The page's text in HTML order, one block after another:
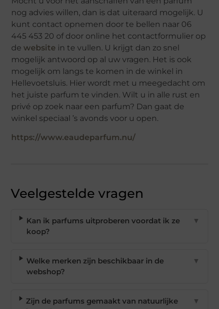
nog advies willen, dan is dat uiteraard mogelijk. U
kunt contact opnemen door te bellen naar 06
445 453 20 of door online het contactformulier op
dewebsite in te vullen. U krijgt dan zo snel
mogelijk antwoord op al uw vragen. Het is ook
mogelijk om langs te komen in de winkel in
Hellevoetsluis. Hier wordt met u meegedacht om
het juiste parfum te vinden. Wilt u in alle rust en
privé op zoek naar een parfum? Dan gaat de
winkel speciaal ’s avonds voor u open.
https://www.eaudeparfum.nu/
Veelgestelde vragen
Kan ik parfums uitproberen voordat ik ze
koop?
▼
Welke merken zijn beschikbaar in de
webshop?
▼
Zijn de parfums gemaakt van natuurlijke
▼